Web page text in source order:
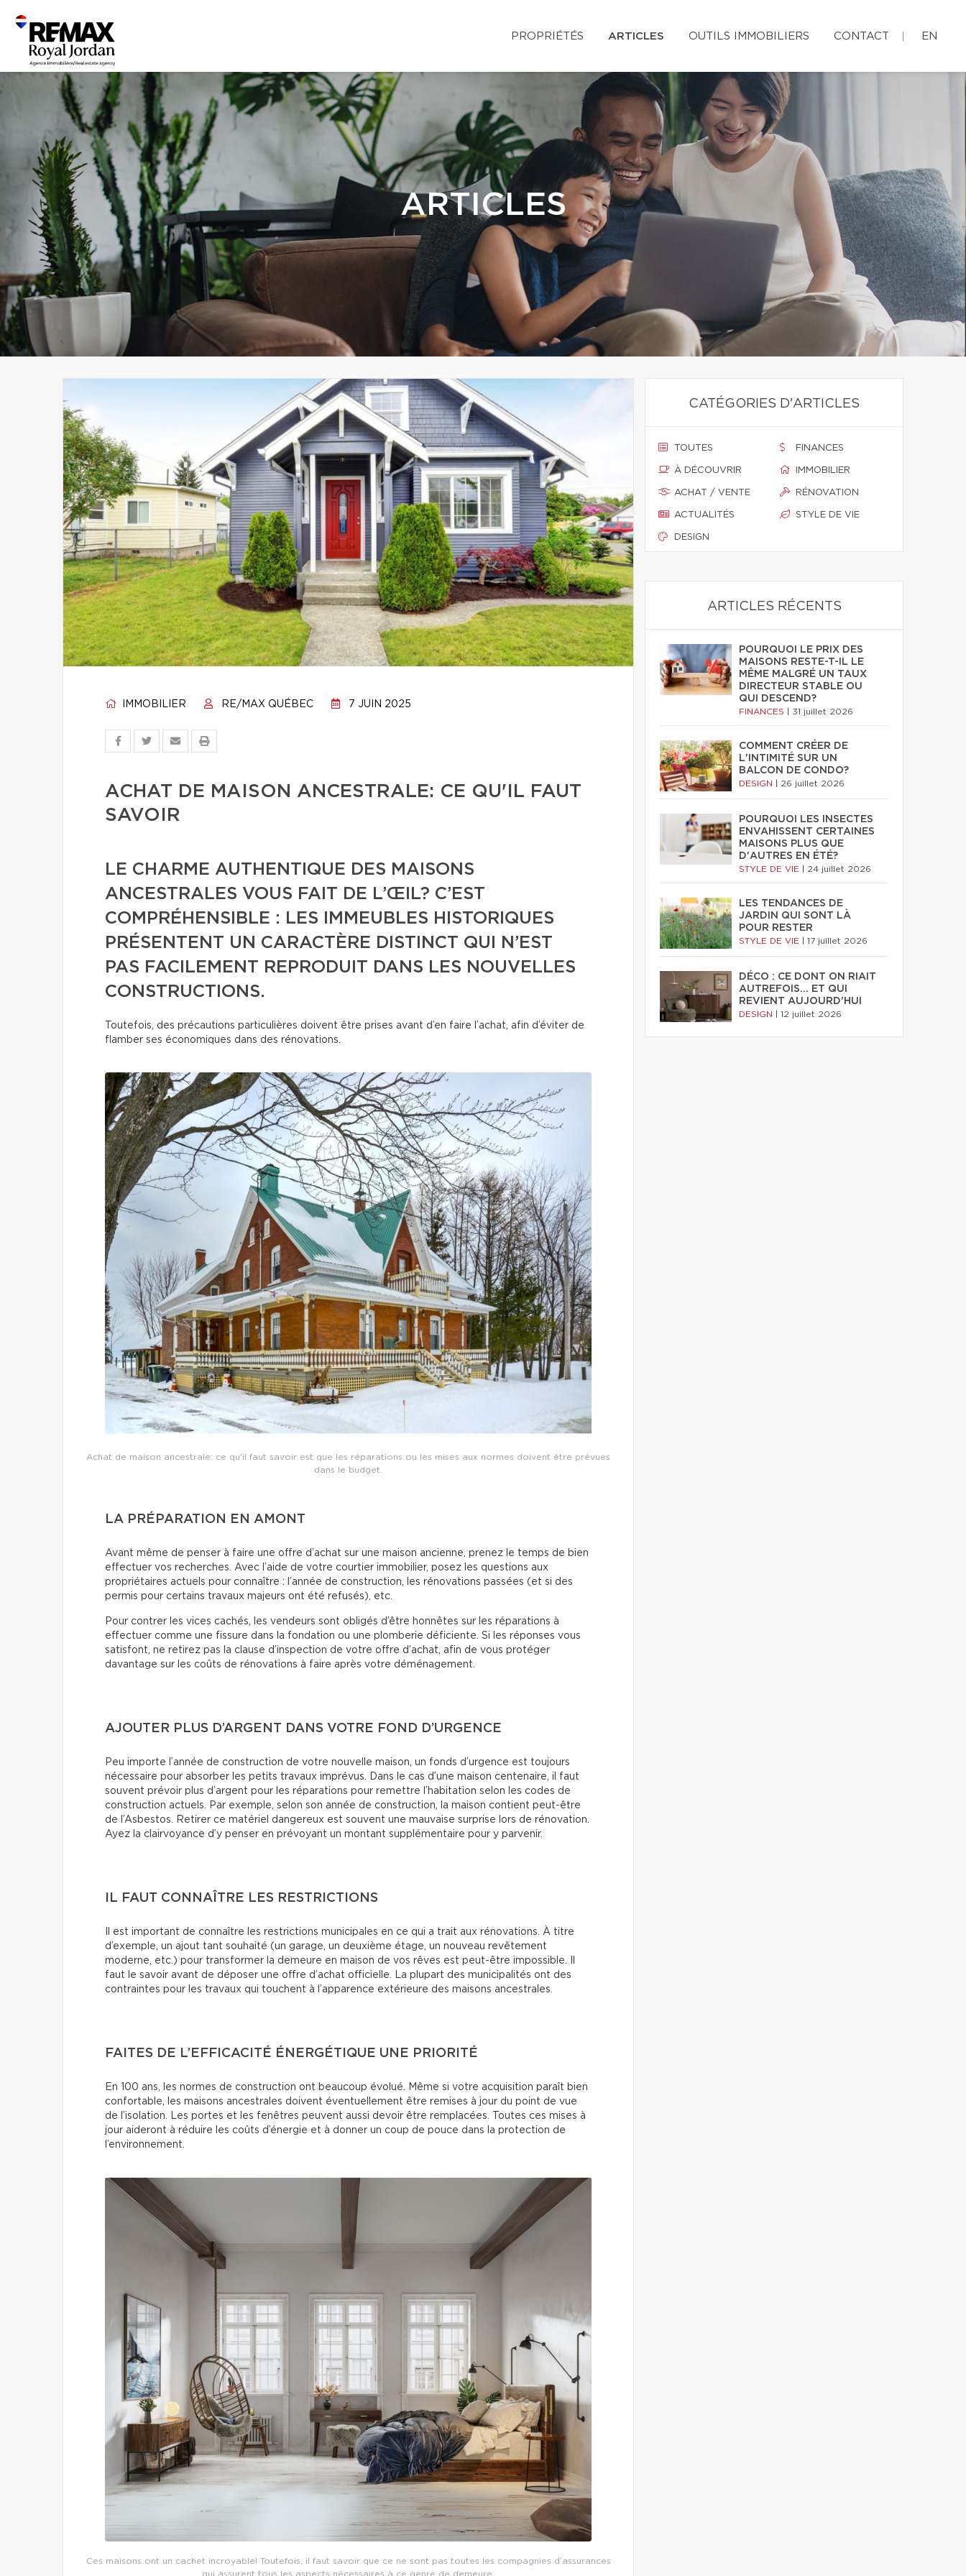
PROPRIÉTÉS ARTICLES OUTILS IMMOBILIERS CONTACT EN
ARTICLES
IMMOBILIER RE/MAX QUÉBEC 7 JUIN 2025
ACHAT DE MAISON ANCESTRALE: CE QU'IL FAUT
SAVOIR
LE CHARME AUTHENTIQUE DES MAISONS
ANCESTRALES VOUS FAIT DE L’ŒIL? C’EST
COMPRÉHENSIBLE : LES IMMEUBLES HISTORIQUES
PRÉSENTENT UN CARACTÈRE DISTINCT QUI N’EST
PAS FACILEMENT REPRODUIT DANS LES NOUVELLES
CONSTRUCTIONS.
Toutefois, des précautions particulières doivent être prises avant d’en faire l’achat, afin d’éviter de
flamber ses économiques dans des rénovations.
Achat de maison ancestrale: ce qu'il faut savoir est que les réparations ou les mises aux normes doivent être prévues
dans le budget.
LA PRÉPARATION EN AMONT
Avant même de penser à faire une offre d’achat sur une maison ancienne, prenez le temps de bien
effectuer vos recherches. Avec l’aide de votre courtier immobilier, posez les questions aux
propriétaires actuels pour connaître : l’année de construction, les rénovations passées (et si des
permis pour certains travaux majeurs ont été refusés), etc.
Pour contrer les vices cachés, les vendeurs sont obligés d’être honnêtes sur les réparations à
effectuer comme une fissure dans la fondation ou une plomberie déficiente. Si les réponses vous
satisfont, ne retirez pas la clause d’inspection de votre offre d’achat, afin de vous protéger
davantage sur les coûts de rénovations à faire après votre déménagement.
AJOUTER PLUS D’ARGENT DANS VOTRE FOND D’URGENCE
Peu importe l’année de construction de votre nouvelle maison, un fonds d’urgence est toujours
nécessaire pour absorber les petits travaux imprévus. Dans le cas d’une maison centenaire, il faut
souvent prévoir plus d’argent pour les réparations pour remettre l’habitation selon les codes de
construction actuels. Par exemple, selon son année de construction, la maison contient peut-être
de l’Asbestos. Retirer ce matériel dangereux est souvent une mauvaise surprise lors de rénovation.
Ayez la clairvoyance d’y penser en prévoyant un montant supplémentaire pour y parvenir.
IL FAUT CONNAÎTRE LES RESTRICTIONS
Il est important de connaître les restrictions municipales en ce qui a trait aux rénovations. À titre
d’exemple, un ajout tant souhaité (un garage, un deuxième étage, un nouveau revêtement
moderne, etc.) pour transformer la demeure en maison de vos rêves est peut-être impossible. Il
faut le savoir avant de déposer une offre d’achat officielle. La plupart des municipalités ont des
contraintes pour les travaux qui touchent à l’apparence extérieure des maisons ancestrales.
FAITES DE L’EFFICACITÉ ÉNERGÉTIQUE UNE PRIORITÉ
En 100 ans, les normes de construction ont beaucoup évolué. Même si votre acquisition paraît bien
confortable, les maisons ancestrales doivent éventuellement être remises à jour du point de vue
de l’isolation. Les portes et les fenêtres peuvent aussi devoir être remplacées. Toutes ces mises à
jour aideront à réduire les coûts d’énergie et à donner un coup de pouce dans la protection de
l’environnement.
Ces maisons ont un cachet incroyable! Toutefois, il faut savoir que ce ne sont pas toutes les compagnies d’assurances
qui assurent tous les aspects nécessaires à ce genre de demeure.
CATÉGORIES D'ARTICLES
TOUTES
À DÉCOUVRIR
ACHAT / VENTE
ACTUALITÉS
DESIGN
FINANCES
IMMOBILIER
RÉNOVATION
STYLE DE VIE
ARTICLES RÉCENTS
POURQUOI LE PRIX DES
MAISONS RESTE-T-IL LE
MÊME MALGRÉ UN TAUX
DIRECTEUR STABLE OU
QUI DESCEND?
FINANCES 31 juillet 2026
COMMENT CRÉER DE
L'INTIMITÉ SUR UN
BALCON DE CONDO?
DESIGN 26 juillet 2026
POURQUOI LES INSECTES
ENVAHISSENT CERTAINES
MAISONS PLUS QUE
D'AUTRES EN ÉTÉ?
STYLE DE VIE 24 juillet 2026
LES TENDANCES DE
JARDIN QUI SONT LÀ
POUR RESTER
STYLE DE VIE 17 juillet 2026
DÉCO : CE DONT ON RIAIT
AUTREFOIS... ET QUI
REVIENT AUJOURD'HUI
DESIGN 12 juillet 2026